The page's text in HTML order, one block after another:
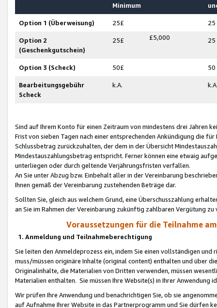
Minimum
Option 1 (Überweisung) 25£ 25
Option 2
(Geschenkgutschein)
25£ £5,000 25
Option 3 (Scheck) 50£ 50
Bearbeitungsgebühr
Scheck
k.A.
Sind auf Ihrem Konto für einen Zeitraum von mindestens drei Jahren
Frist von sieben Tagen nach einer entsprechenden Ankündigung die
Schlussbetrag zurückzuhalten, der dem in der Übersicht
Mindestauszahlungsbetrag entspricht. Ferner können eine etwaig
unterliegen oder durch geltende Verjährungsfristen verfallen.
An Sie unter Abzug bzw. Einbehalt aller in der Vereinbarung
Ihnen gemäß der Vereinbarung zustehenden Beträge dar.
Sollten Sie, gleich aus welchem Grund, eine Überschusszahlung
an Sie im Rahmen der Vereinbarung zukünftig zahlbaren Vergütung zu
Voraussetzungen für die Teilnahme
1. Anmeldung und Teilnahmeberechtigung
Sie leiten den Anmeldeprozess ein, indem Sie einen vollständigen
muss/müssen originäre Inhalte (original content) enthalten und über
Originalinhalte, die Materialien von Dritten verwenden, müssen
Materialien enthalten. Sie müssen Ihre Website(s) in Ihrer Anwendung
Wir prüfen Ihre Anwendung und benachrichtigen Sie, ob sie
auf Aufnahme Ihrer Website in das Partnerprogramm und Sie dürfen